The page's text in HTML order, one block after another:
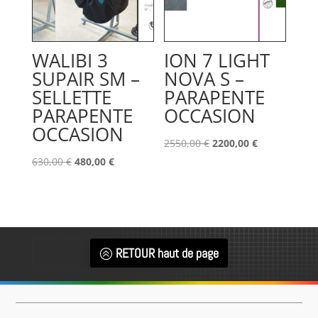
WALIBI 3
SUPAIR SM –
SELLETTE
PARAPENTE
OCCASION
630,00€ Le
480,00 €Le
ION 7 LIGHT
NOVA S –
PARAPENTE
OCCASION
2550,00€ Le
2200,00€Le
RETOUR haut de page